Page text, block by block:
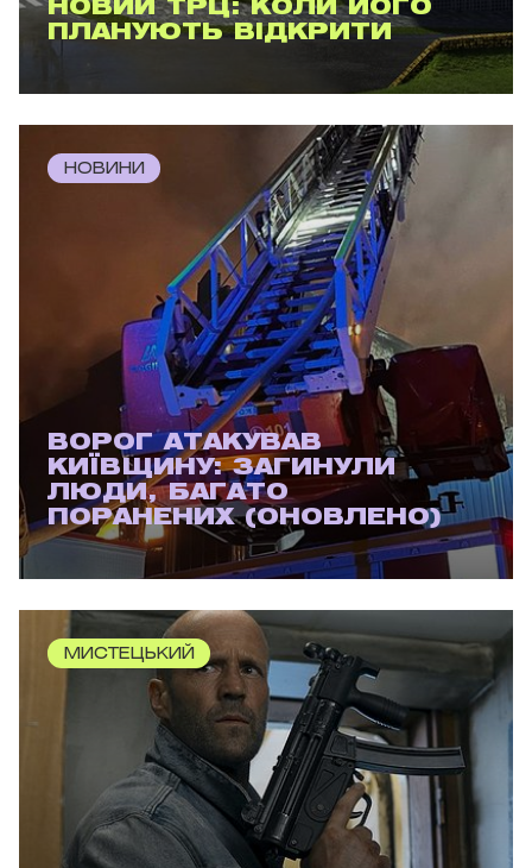
НОВИЙ ТРЦ: КОЛИ ЙОГО
ПЛАНУЮТЬ ВІДКРИТИ
НОВИНИ
ВОРОГ АТАКУВАВ
КИЇВЩИНУ: ЗАГИНУЛИ
ЛЮДИ, БАГАТО
ПОРАНЕНИХ (ОНОВЛЕНО)
МИСТЕЦЬКИЙ